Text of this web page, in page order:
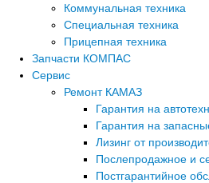
Коммунальная техника
Специальная техника
Прицепная техника
Запчасти КОМПАС
Сервис
Ремонт КАМАЗ
Гарантия на
Гарантия на
Лизинг от
Послепродажное и
Постгарантийное